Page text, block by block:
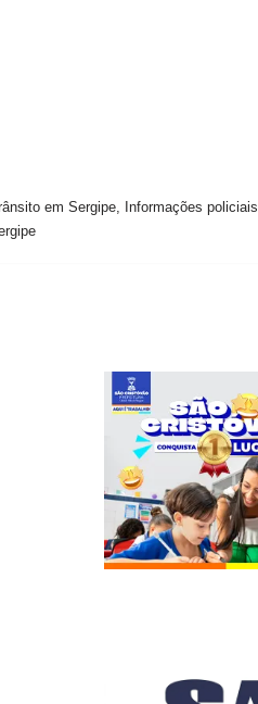
em Sergipe, Informações policiais